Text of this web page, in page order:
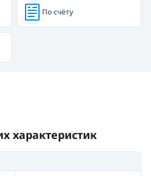
По счёту
характеристик